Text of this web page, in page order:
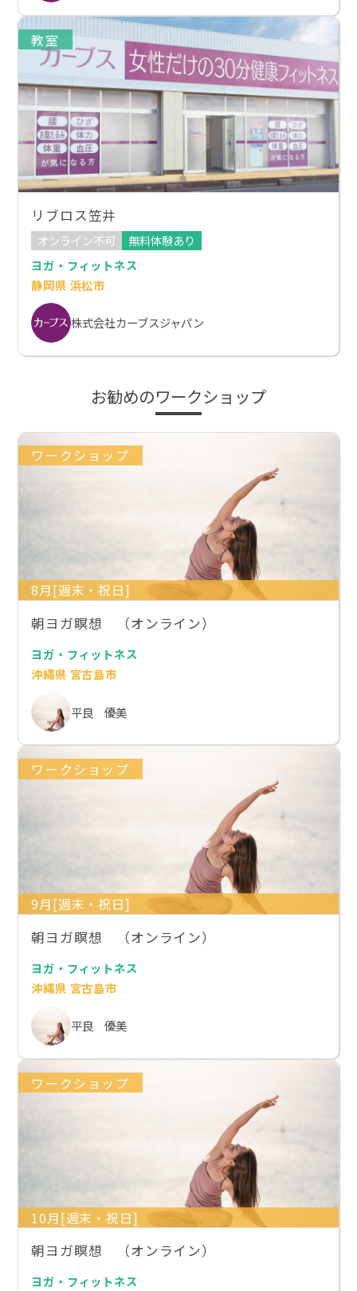
教室
リブロス笠井
オンライン不可
無料体験あり
ヨガ・フィットネス
静岡県 浜松市
株式会社カーブスジャパン
お勧めのワークショップ
ワークショップ
8月[週末・祝日]
朝ヨガ瞑想 （オンライン）
ヨガ・フィットネス
沖縄県 宮古島市
平良 優美
ワークショップ
9月[週末・祝日]
朝ヨガ瞑想 （オンライン）
ヨガ・フィットネス
沖縄県 宮古島市
平良 優美
ワークショップ
10月[週末・祝日]
朝ヨガ瞑想 （オンライン）
ヨガ・フィットネス